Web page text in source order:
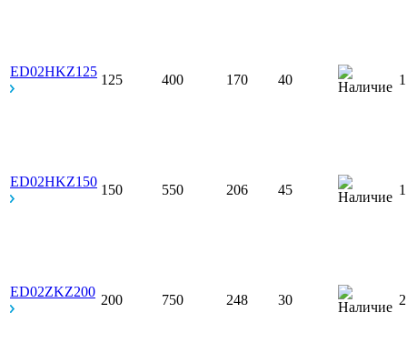
ED02HKZ125
125 400 170 40
ED02HKZ150
150 550 206 45
ED02ZKZ200
200 750 248 30